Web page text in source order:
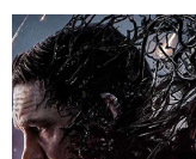
ESPECTÁCULOS
GEEKERS
MÚSICA
INICIO
RADIO SPLENDID